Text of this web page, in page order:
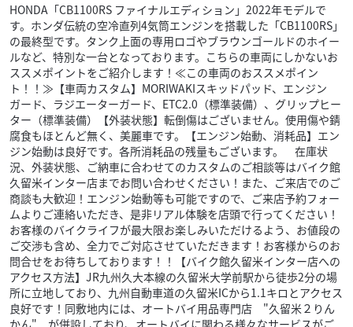
HONDA「CB1100RS ファイナルエディション」2022年モデルで
す。ホンダ伝統の空冷直列4気筒エンジンを搭載した「CB1100RS」
の最終型です。タンク上面の専用ロゴやブラウンゴールドのホイー
ルなど、特別な一台となっております。こちらの車両にしかないお
ススメポイントをご紹介します！≪この車両のおススメポイン
ト！！≫【車両カスタム】MORIWAKIスキッドパッド、エンジン
ガード、ラジエーターガード、ETC2.0（標準装備）、グリップヒー
ター（標準装備）【外装状態】転倒傷はございません。使用傷や錆
腐食もほとんど無く、美麗車です。【エンジン始動、消耗品】エン
ジン始動は良好です。各所消耗品の残量もございます。 在庫状
況、外装状態、ご納車に合わせてのカスタムのご相談等はバイク館
久留米インター店までお問い合わせください！また、ご来店でのご
商談も大歓迎！エンジン始動等も可能ですので、ご来店予約フォー
ムよりご連絡いただき、是非リアル体験を店頭で行ってください！
お客様のバイクライフが最大限お楽しみいただけるよう、お値段の
ご交渉も含め、全力でご対応させていただきます！お客様からのお
問合せをお待ちしております！！【バイク館久留米インター店への
アクセス方法】JR九州久大本線の久留米大学前駅から徒歩2分の場
所に立地しており、九州自動車道の久留米ICから1.1キロとアクセス
良好です！同敷地内には、オートバイ用品専門店 "久留米２りん
かん" が併設しており、オートバイに関わる様々なサービスがご